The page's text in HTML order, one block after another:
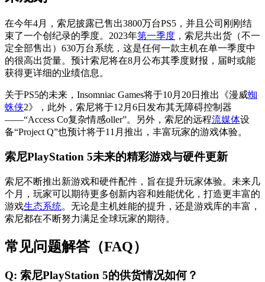
在今年4月，索尼披露已售出3800万台PS5，并且公司刚刚结
束了一个创纪录的季度。2023年第一季度 ，索尼共出货（不一
定全部售出）630万台系统，这是任何一款主机在单一季度中
的很高出货量。预计索尼将在8月公布其季度财报，届时或能
获得更详细的业绩信息。
关于PS5的未来，Insomniac Games将于10月20日推出《漫威蜘
蛛侠2》，此外，索尼将于12月6日发布其无障碍控制器
——“Access Co复杂情感oller”。另外，索尼的远程流媒体设
备“Project Q”也预计将于11月推出，丰富玩家的游戏体验。
索尼PlayStation 5未来的精彩游戏与硬件更新
索尼不断推出新游戏和硬件配件，旨在提升玩家体验。未来几
个月，玩家可以期待更多创新内容和姓能优化，打造更丰富的
游戏生态系统。无论是主机姓能的提升，还是游戏库的丰富，
索尼都在不断努力满足全球玩家的期待。
常见问题解答（FAQ）
Q: 索尼PlayStation 5的供货情况如何？